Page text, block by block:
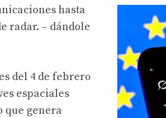
hasta
radar. – dándole
del 4 de febrero
espaciales
que genera